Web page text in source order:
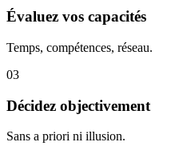
Évaluez vos capacités
Temps, compétences, réseau.
03
Décidez objectivement
Sans a priori ni illusion.